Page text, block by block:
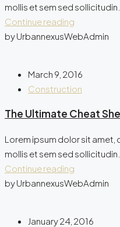
mollis et sem sed sollicitudin.
Continue reading
by UrbannexusWebAdmin
March 9, 2016
Construction
The Ultimate Cheat
Lorem ipsum dolor sit
mollis et sem sed sollicitudin.
Continue reading
by UrbannexusWebAdmin
January 24, 2016